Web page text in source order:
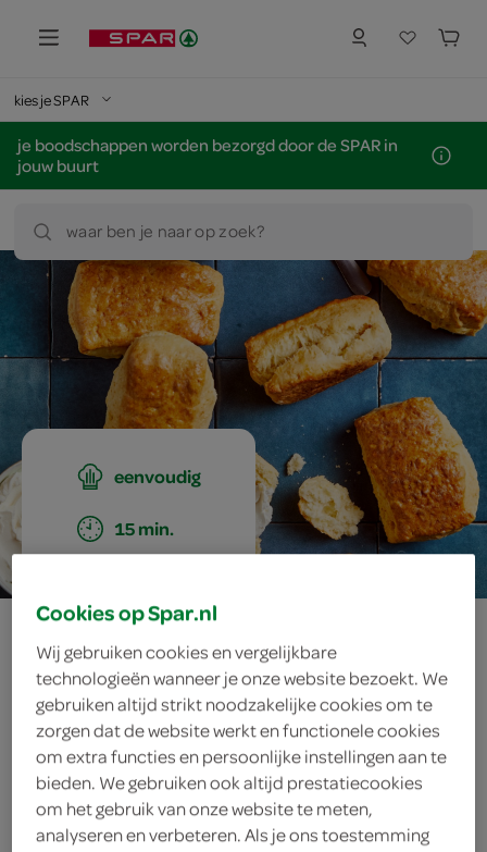
kies je SPAR
je boodschappen worden bezorgd door de SPAR in
jouw buurt
waar ben je naar op zoek?
eenvoudig
15 min.
karnemelkscones
ingrediënten
175 milliliter karnemelk
Cookies op Spar.nl
Wij gebruiken cookies en vergelijkbare
technologieën wanneer je onze website bezoekt. We
gebruiken altijd strikt noodzakelijke cookies om te
zorgen dat de website werkt en functionele cookies
om extra functies en persoonlijke instellingen aan te
bieden. We gebruiken ook altijd prestatiecookies
om het gebruik van onze website te meten,
analyseren en verbeteren. Als je ons toestemming